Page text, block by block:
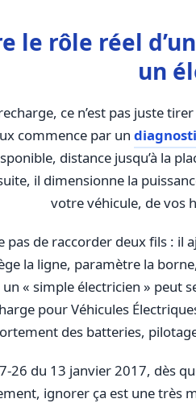
le rôle réel
un
ce n’est pas juste
commence par un
distance jusqu’à la
il dimensionne la
votre véhicule, de vos
pas de raccorder deux fils :
la ligne, paramètre la
« simple électricien » peut
pour Véhicules
des batteries,
26 du 13 janvier 2017, dès
ignorer ça est une